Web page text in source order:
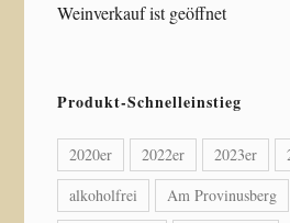
Weinverkauf ist geöffnet
Produkt-Schnelleinstieg
2020er 2022er 2023er
alkoholfrei
Am Provinusberg